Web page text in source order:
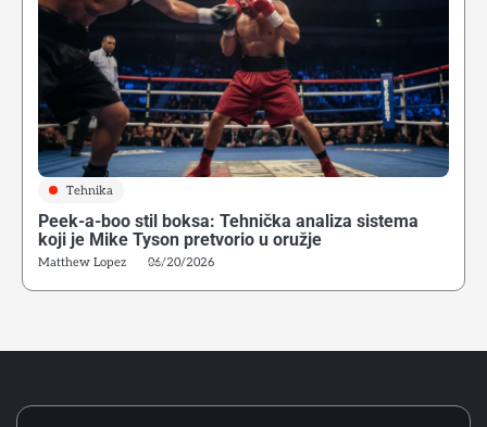
Tehnika
Peek-a-boo stil boksa: Tehnička analiza sistema
koji je Mike Tyson pretvorio u oružje
Matthew Lopez 06/20/2026
Alijev pokret nogu: Tehnička osnova modernog
defanzivnog boksa
Matthew Lopez
Kako početi boks u Srbiji: Vodič za odrasle početnike